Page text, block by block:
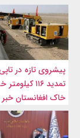
پیشروی تازه در
تمدید ۱۱۶
خاک افغانستان خبر